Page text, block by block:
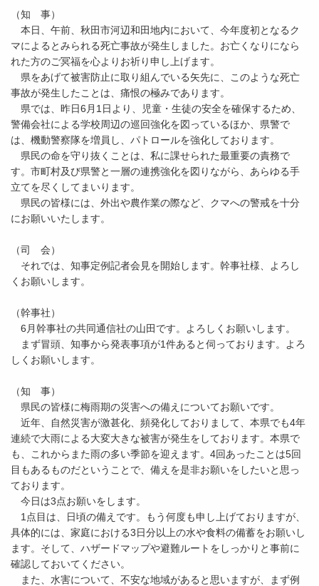
（知 事）
本日、午前、秋田市河辺和田地内において、今年度初となるク
マによるとみられる死亡事故が発生しました。お亡くなりになら
れた方のご冥福を心よりお祈り申し上げます。
県をあげて被害防止に取り組んでいる矢先に、このような死亡
事故が発生したことは、痛恨の極みであります。
県では、昨日6月1日より、児童・生徒の安全を確保するため、
警備会社による学校周辺の巡回強化を図っているほか、県警で
は、機動警察隊を増員し、パトロールを強化しております。
県民の命を守り抜くことは、私に課せられた最重要の責務で
す。市町村及び県警と一層の連携強化を図りながら、あらゆる手
立てを尽くしてまいります。
県民の皆様には、外出や農作業の際など、クマへの警戒を十分
にお願いいたします。
（司 会）
それでは、知事定例記者会見を開始します。幹事社様、よろし
くお願いします。
（幹事社）
6月幹事社の共同通信社の山田です。よろしくお願いします。
まず冒頭、知事から発表事項が1件あると伺っております。よろ
しくお願いします。
（知 事）
県民の皆様に梅雨期の災害への備えについてお願いです。
近年、自然災害が激甚化、頻発化しておりまして、本県でも4年
連続で大雨による大変大きな被害が発生をしております。本県で
も、これからまた雨の多い季節を迎えます。4回あったことは5回
目もあるものだということで、備えを是非お願いをしたいと思っ
ております。
今日は3点お願いをします。
1点目は、日頃の備えです。もう何度も申し上げておりますが、
具体的には、家庭における3日分以上の水や食料の備蓄をお願いし
ます。そして、ハザードマップや避難ルートをしっかりと事前に
確認しておいてください。
また、水害について、不安な地域があると思いますが、まず例